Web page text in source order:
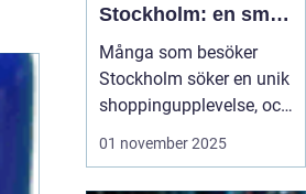
Stockholm: en smak
av italien i hjärtat av
sverige
Många som besöker
Stockholm söker en unik
shoppingupplevelse, och
en italiensk butik i
01 november 2025